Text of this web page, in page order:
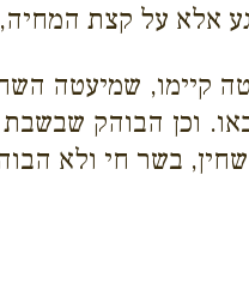
אלא על קצת
קיימו, שמיעטה
וכן הבוהק
בשר חי ולא